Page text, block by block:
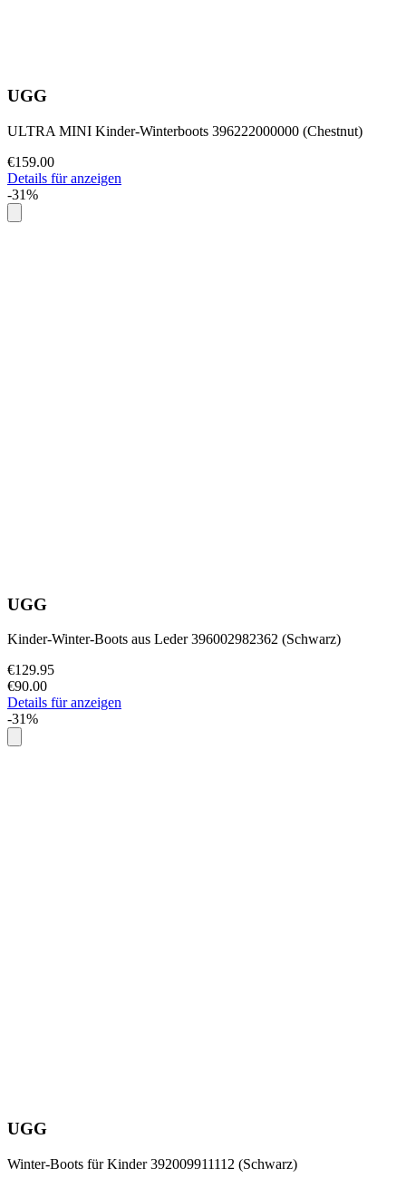
UGG
ULTRA MINI Kinder-Winterboots 396222000000 (Chestnut)
€159.00
Details für anzeigen
-31%
UGG
Kinder-Winter-Boots aus Leder 396002982362 (Schwarz)
€129.95
€90.00
Details für anzeigen
-31%
UGG
Winter-Boots für Kinder 392009911112 (Schwarz)